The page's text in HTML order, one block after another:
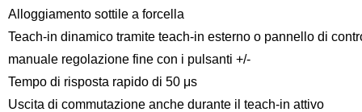
Alloggiamento sottile a forcella
Teach-in dinamico tramite teach-in esterno o pannello di
manuale regolazione fine con i pulsanti +/-
Tempo di risposta rapido di 50 μs
Uscita di commutazione anche durante il teach-in attivo